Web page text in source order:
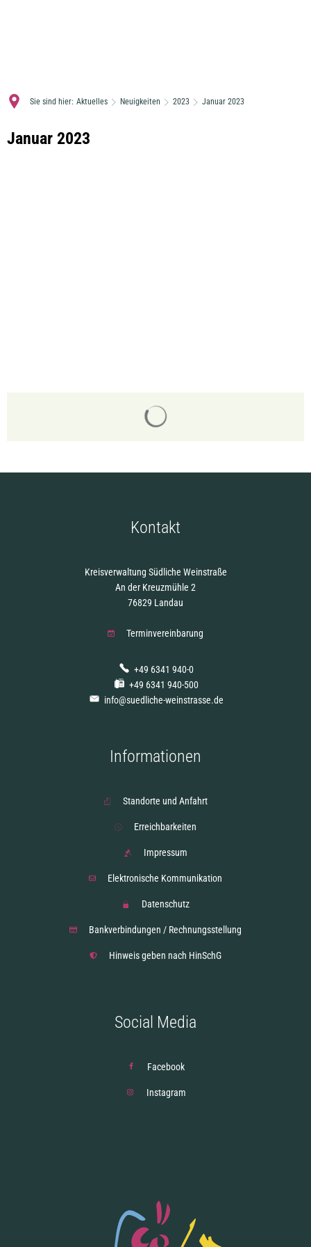
Sie sind hier: Aktuelles Neuigkeiten 2023 Januar 2023
Januar
Januar 2023
Kontakt
Kreisverwaltung Südliche Weinstraße
An der Kreuzmühle 2
76829 Landau
Terminvereinbarung
+49 6341 940-0
+49 6341 940-500
info@suedliche-weinstrasse.de
Informationen
Standorte und Anfahrt
Erreichbarkeiten
Impressum
Elektronische Kommunikation
Datenschutz
Bankverbindungen / Rechnungsstellung
Hinweis geben nach HinSchG
Social Media
Facebook
Instagram